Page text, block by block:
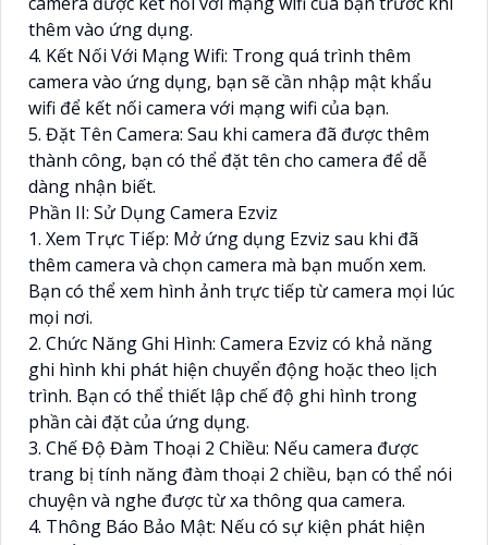
thêm vào ứng dụng.
4. Kết Nối Với Mạng Wifi: Trong quá trình thêm
camera vào ứng dụng, bạn sẽ cần nhập mật khẩu
wifi để kết nối camera với mạng wifi của bạn.
5. Đặt Tên Camera: Sau khi camera đã được thêm
thành công, bạn có thể đặt tên cho camera để dễ
dàng nhận biết.
Phần II: Sử Dụng Camera Ezviz
1. Xem Trực Tiếp: Mở ứng dụng Ezviz sau khi đã
thêm camera và chọn camera mà bạn muốn xem.
Bạn có thể xem hình ảnh trực tiếp từ camera mọi lúc
mọi nơi.
2. Chức Năng Ghi Hình: Camera Ezviz có khả năng
ghi hình khi phát hiện chuyển động hoặc theo lịch
trình. Bạn có thể thiết lập chế độ ghi hình trong
phần cài đặt của ứng dụng.
3. Chế Độ Đàm Thoại 2 Chiều: Nếu camera được
trang bị tính năng đàm thoại 2 chiều, bạn có thể nói
chuyện và nghe được từ xa thông qua camera.
4. Thông Báo Bảo Mật: Nếu có sự kiện phát hiện